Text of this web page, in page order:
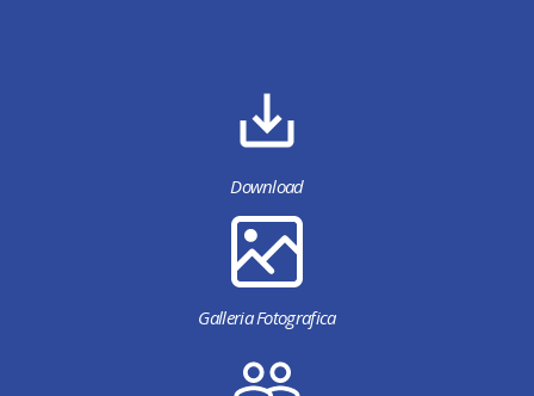
Download
Galleria Fotografica